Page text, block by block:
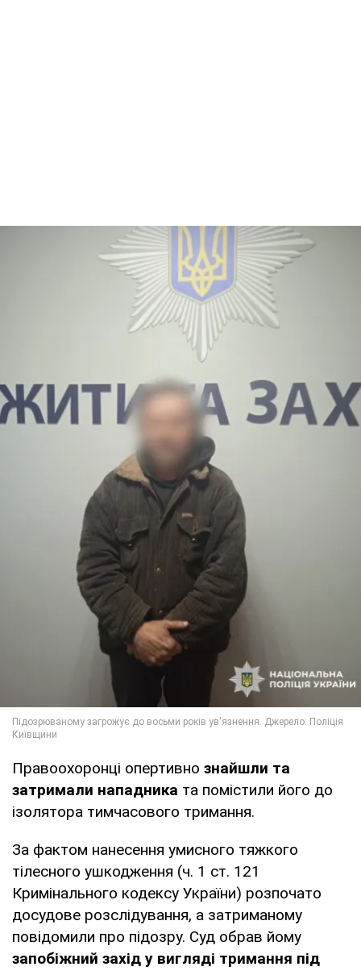
Правоохоронці опертивно знайшли та
затримали нападника та помістили його до
ізолятора тимчасового тримання.
За фактом нанесення умисного тяжкого
тілесного ушкодження (ч. 1 ст. 121
Кримінального кодексу України) розпочато
досудове розслідування, а затриманому
повідомили про підозру. Суд обрав йому
запобіжний захід у вигляді тримання під